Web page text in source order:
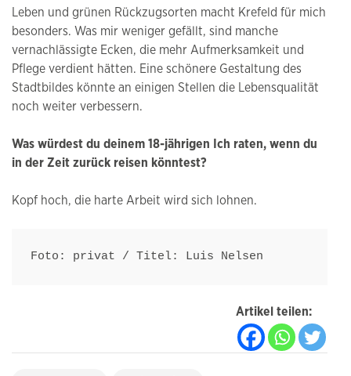
Leben und grünen Rückzugsorten macht Krefeld für mich
besonders. Was mir weniger gefällt, sind manche
vernachlässigte Ecken, die mehr Aufmerksamkeit und
Pflege verdient hätten. Eine schönere Gestaltung des
Stadtbildes könnte an einigen Stellen die Lebensqualität
noch weiter verbessern.
Was würdest du deinem 18-jährigen Ich raten, wenn du
in der Zeit zurück reisen könntest?
Kopf hoch, die harte Arbeit wird sich lohnen.
Foto: privat / Titel: Luis Nelsen
Artikel teilen: